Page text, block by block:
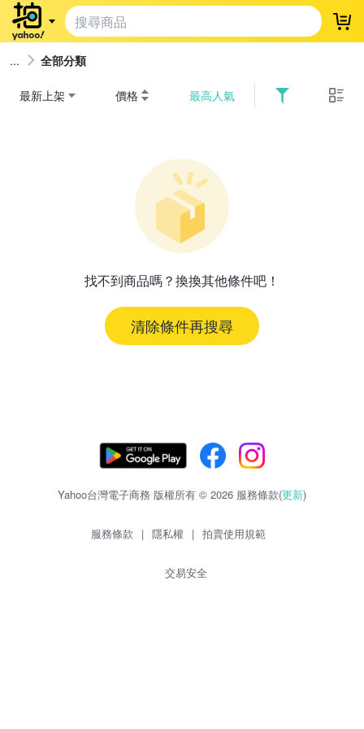
登
全部分類
最新上架 價格 最高人氣
找不到商品嗎？換換其他條件吧！
清除條件再搜尋
Yahoo台灣電子商務 版權所有 © 2026 服務條款(更新)
服務條款 | 隱私權 | 拍賣使用規範
交易安全